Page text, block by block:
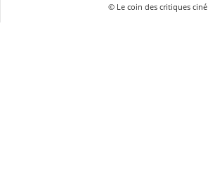
© Le coin des critiques ciné